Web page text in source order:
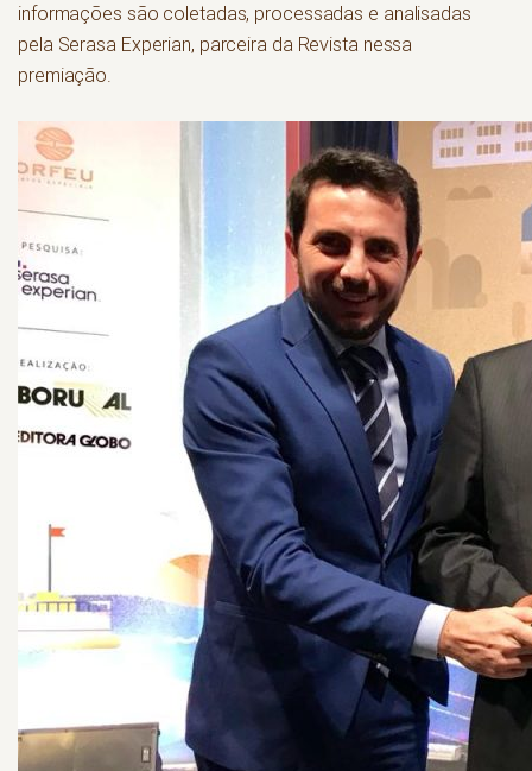
informações são coletadas, processadas e analisadas
pela Serasa Experian, parceira da Revista nessa
premiação.